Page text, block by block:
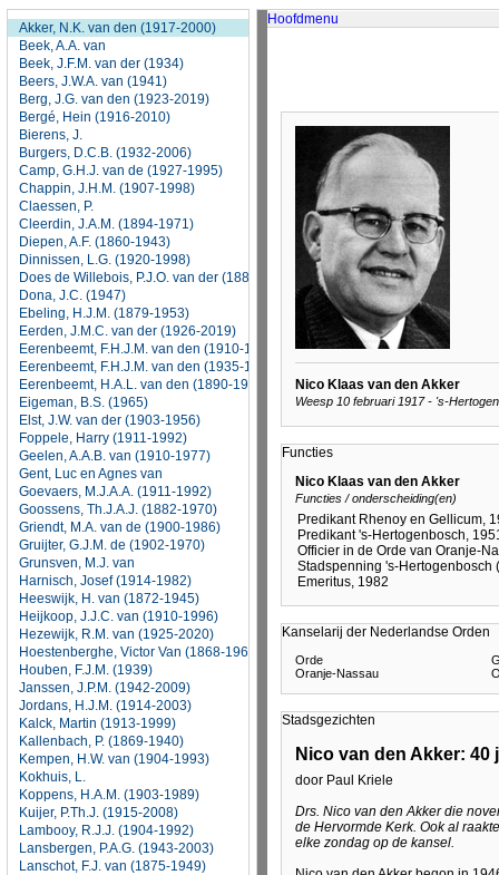
Akker, N.K. van den (1917-2000)
Beek, A.A. van
Beek, J.F.M. van der (1934)
Beers, J.W.A. van (1941)
Berg, J.G. van den (1923-2019)
Bergé, Hein (1916-2010)
Bierens, J.
Burgers, D.C.B. (1932-2006)
Camp, G.H.J. van de (1927-1995)
Chappin, J.H.M. (1907-1998)
Claessen, P.
Cleerdin, J.A.M. (1894-1971)
Diepen, A.F. (1860-1943)
Dinnissen, L.G. (1920-1998)
Does de Willebois, P.J.O. van der (1889-1982)
Dona, J.C. (1947)
Ebeling, H.J.M. (1879-1953)
Eerden, J.M.C. van der (1926-2019)
Eerenbeemt, F.H.J.M. van den (1910-1986)
Eerenbeemt, F.H.J.M. van den (1935-1998)
Eerenbeemt, H.A.L. van den (1890-1951)
Eigeman, B.S. (1965)
Elst, J.W. van der (1903-1956)
Foppele, Harry (1911-1992)
Geelen, A.A.B. van (1910-1977)
Gent, Luc en Agnes van
Goevaers, M.J.A.A. (1911-1992)
Goossens, Th.J.A.J. (1882-1970)
Griendt, M.A. van de (1900-1986)
Gruijter, G.J.M. de (1902-1970)
Grunsven, M.J. van
Harnisch, Josef (1914-1982)
Heeswijk, H. van (1872-1945)
Heijkoop, J.J.C. van (1910-1996)
Hezewijk, R.M. van (1925-2020)
Hoestenberghe, Victor Van (1868-1960)
Houben, F.J.M. (1939)
Janssen, J.P.M. (1942-2009)
Jordans, H.J.M. (1914-2003)
Kalck, Martin (1913-1999)
Kallenbach, P. (1869-1940)
Kempen, H.W. van (1904-1993)
Kokhuis, L.
Koppens, H.A.M. (1903-1989)
Kuijer, P.Th.J. (1915-2008)
Lambooy, R.J.J. (1904-1992)
Lansbergen, P.A.G. (1943-2003)
Lanschot, F.J. van (1875-1949)